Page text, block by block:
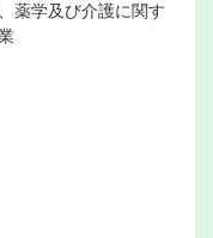
薬学及び介護に関す